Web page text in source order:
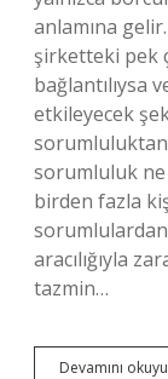
anlamına
şirketteki pek
bağlantılıysa
etkileyecek
sorumluluk
birden fazla
aracılığıyla
tazmin…
Devamını